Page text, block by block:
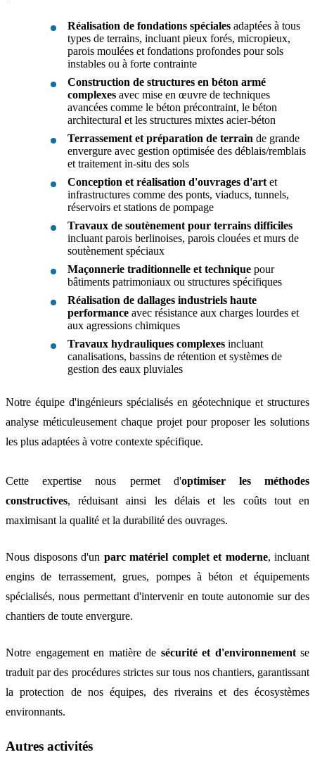
Réalisation de fondations spéciales adaptées à tous
types de terrains, incluant pieux forés, micropieux,
parois moulées et fondations profondes pour sols
instables ou à forte contrainte
Construction de structures en béton armé
complexes avec mise en œuvre de techniques
avancées comme le béton précontraint, le béton
architectural et les structures mixtes acier-béton
Terrassement et préparation de terrain de grande
envergure avec gestion optimisée des déblais/remblais
et traitement in-situ des sols
Conception et réalisation d'ouvrages d'artet
infrastructures comme des ponts, viaducs, tunnels,
réservoirs et stations de pompage
Travaux de soutènement pour terrains difficiles
incluant parois berlinoises, parois clouées et murs de
soutènement spéciaux
Maçonnerie traditionnelle et technique pour
bâtiments patrimoniaux ou structures spécifiques
Réalisation de dallages industriels haute
performance avec résistance aux charges lourdes et
aux agressions chimiques
Travaux hydrauliques complexes incluant
canalisations, bassins de rétention et systèmes de
gestion des eaux pluviales
Notre équipe d'ingénieurs spécialisés en géotechnique et structures
analyse méticuleusement chaque projet pour proposer les solutions
les plus adaptées à votre contexte spécifique.
Cette expertise nous permet d'optimiser les méthodes
constructives, réduisant ainsi les délais et les coûts tout en
maximisant la qualité et la durabilité des ouvrages.
Nous disposons d'un parc matériel complet et moderne, incluant
engins de terrassement, grues, pompes à béton et équipements
spécialisés, nous permettant d'intervenir en toute autonomie sur des
chantiers de toute envergure.
Notre engagement en matière de sécurité et d'environnementse
traduit par des procédures strictes sur tous nos chantiers, garantissant
la protection de nos équipes, des riverains et des écosystèmes
environnants.
Autres activités